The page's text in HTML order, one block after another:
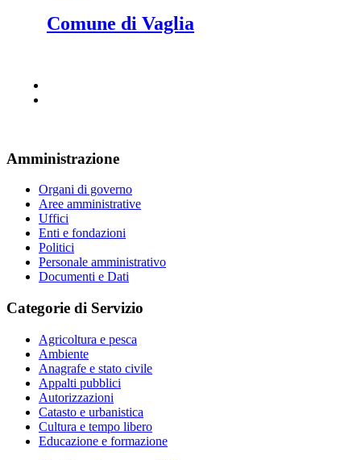
Comune di Vaglia
Amministrazione
Organi di governo
Aree amministrative
Uffici
Enti e fondazioni
Politici
Personale amministrativo
Documenti e Dati
Categorie di Servizio
Agricoltura e pesca
Ambiente
Anagrafe e stato civile
Appalti pubblici
Autorizzazioni
Catasto e urbanistica
Cultura e tempo libero
Educazione e formazione